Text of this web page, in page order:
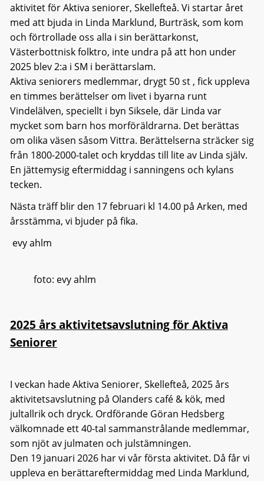
aktivitet för Aktiva seniorer, Skellefteå. Vi startar året
med att bjuda in Linda Marklund, Burträsk, som kom
och förtrollade oss alla i sin berättarkonst,
Västerbottnisk folktro, inte undra på att hon under
2025 blev 2:a i SM i berättarslam.
Aktiva seniorers medlemmar, drygt 50 st , fick uppleva
en timmes berättelser om livet i byarna runt
Vindelälven, speciellt i byn Siksele, där Linda var
mycket som barn hos morföräldrarna. Det berättas
om olika väsen såsom Vittra. Berättelserna sträcker sig
från 1800-2000-talet och kryddas till lite av Linda själv.
En jättemysig eftermiddag i sanningens och kylans
tecken.
Nästa träff blir den 17 februari kl 14.00 på Arken, med
årsstämma, vi bjuder på fika.
evy ahlm
foto: evy ahlm
2025 års aktivitetsavslutning för Aktiva
Seniorer
I veckan hade Aktiva Seniorer, Skellefteå, 2025 års
aktivitetsavslutning på Olanders café & kök, med
jultallrik och dryck. Ordförande Göran Hedsberg
välkomnade ett 40-tal sammanstrålande medlemmar,
som njöt av julmaten och julstämningen.
Den 19 januari 2026 har vi vår första aktivitet. Då får vi
uppleva en berättareftermiddag med Linda Marklund,